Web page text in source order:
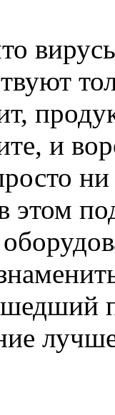
и